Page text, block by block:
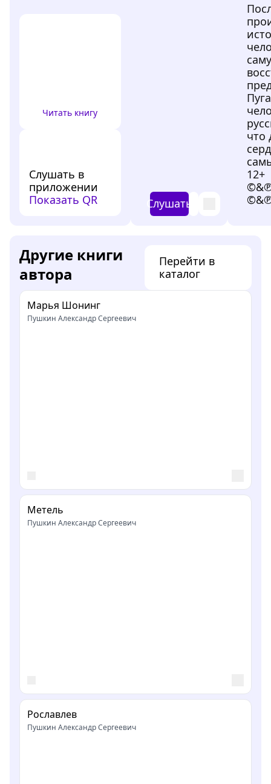
Читать книгу
Слушать в
приложении
Показать QR
Слушать
что
12+
Другие книги
автора
Перейти в
каталог
Марья Шонинг
Пушкин Александр Сергеевич
Метель
Пушкин Александр Сергеевич
Рославлев
Пушкин Александр Сергеевич